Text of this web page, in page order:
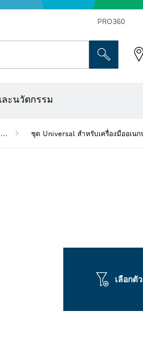
PRO360
ะนวัตกรรม
... ชุด Universal สำหรับเครื่องมืออเน
เลือกตั